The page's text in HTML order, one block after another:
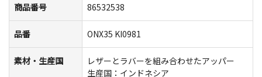
商品番号 86532538
品番 ONX35 KI0981
素材・生産国
レザーとラバーを組み合わせたアッパー
生産国：インドネシア